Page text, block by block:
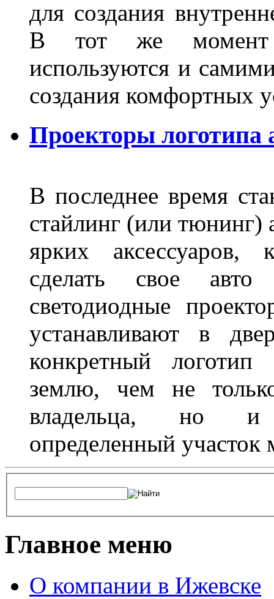
для создания
В тот же момент
используются и
создания комфортных
Проекторы логотипа
В последнее время
стайлинг (или тюнинг)
ярких аксессуаров,
сделать свое
светодиодные
устанавливают в
конкретный логотип
землю, чем не
владельца, но и
определенный участок
Главное меню
О компании в Ижевске